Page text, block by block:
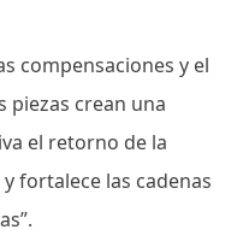
compensaciones y el
piezas crean una
el retorno de la
fortalece las cadenas